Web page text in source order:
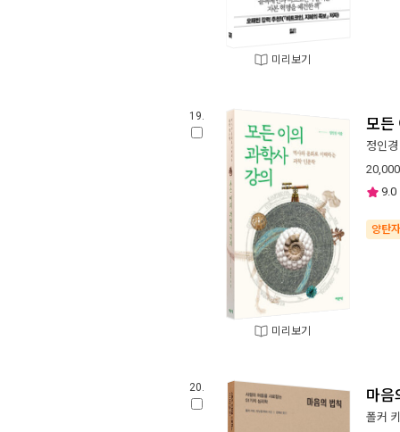
미리보기
19.
미리보기
모든
정인경
20,000
9.0
양탄
20. 마음
폴커